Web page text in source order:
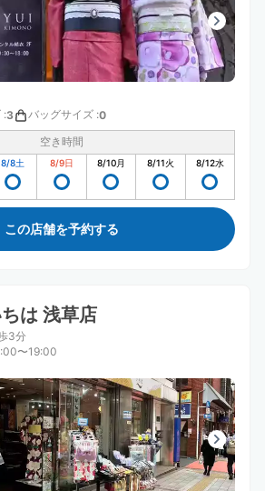
:3 バッグサイズ :0
空き時間
8/8土 8/9日 8/10月 8/11火 8/12水
この店舗を予約する
は 浅草店
3分
〜19:00